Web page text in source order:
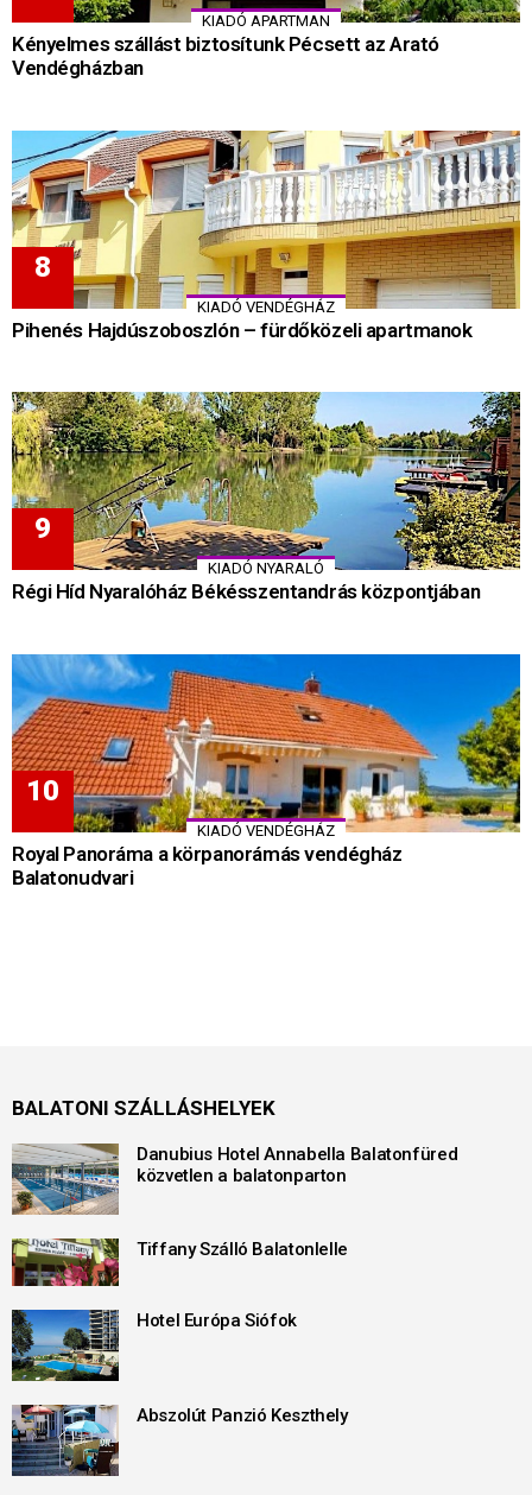
KIADÓ APARTMAN
Kényelmes szállást biztosítunk Pécsett az Arató
Vendégházban
KIADÓ VENDÉGHÁZ
Pihenés Hajdúszoboszlón – fürdőközeli apartmanok
KIADÓ NYARALÓ
Régi Híd Nyaralóház Békésszentandrás központjában
KIADÓ VENDÉGHÁZ
Royal Panoráma a körpanorámás vendégház
Balatonudvari
BALATONI SZÁLLÁSHELYEK
Danubius Hotel Annabella Balatonfüred
közvetlen a balatonparton
Tiffany Szálló Balatonlelle
Hotel Európa Siófok
Abszolút Panzió Keszthely